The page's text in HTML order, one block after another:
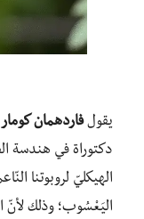
يقولفاردهمان كومار
دكتوراة في هندسة
الهيكليّ لروبوتنا
اليَعْسُوب؛ وذلك